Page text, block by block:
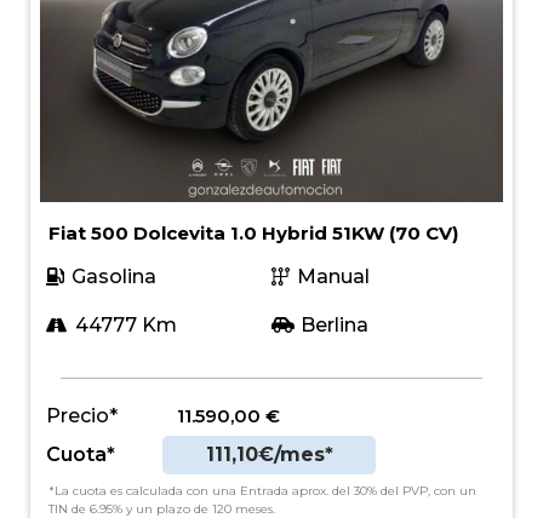
Fiat 500 Dolcevita 1.0 Hybrid 51KW (70 CV)
Gasolina
Manual
44777 Km Berlina
Precio* 11.590,00 €
Cuota*
111,10€/mes*
*La cuota es calculada con una Entrada aprox. del 30% del PVP, con un
TIN de 6.95% y un plazo de 120 meses.